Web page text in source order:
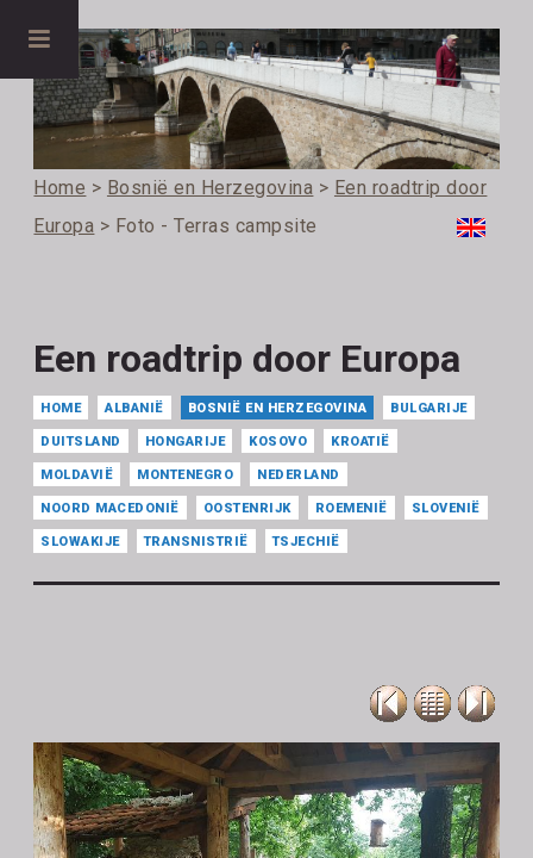
Home > Bosnië en Herzegovina > Een roadtrip door
Europa > Foto - Terras campsite
Een roadtrip door Europa
HOME ALBANIË BOSNIË EN HERZEGOVINA BULGARIJE
DUITSLAND HONGARIJE KOSOVO KROATIË
MOLDAVIË MONTENEGRO NEDERLAND
NOORD MACEDONIË OOSTENRIJK ROEMENIË SLOVENIË
SLOWAKIJE TRANSNISTRIË TSJECHIË